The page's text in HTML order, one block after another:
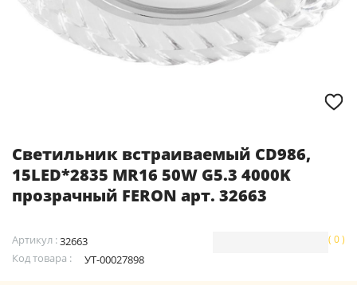
Светильник встраиваемый CD986,
15LED*2835 MR16 50W G5.3 4000K
прозрачный FERON арт. 32663
Артикул :32663
Код товара :
УТ-00027898
( 0 )